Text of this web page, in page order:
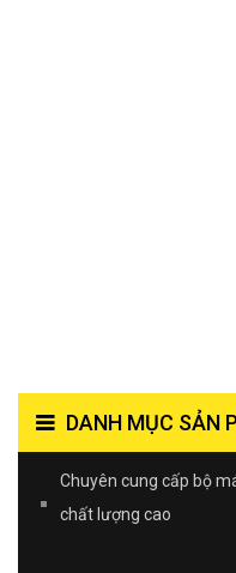
DANH MỤC SẢN
Chuyên cung cấp bộ
chất lượng cao